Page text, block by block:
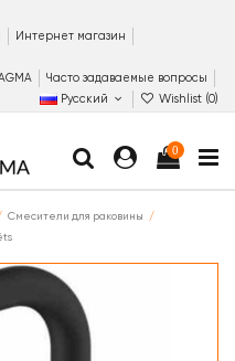
Интернет магазин
Часто задаваемые вопросы
Русский
Wishlist (0)
0
Смесители для раковины